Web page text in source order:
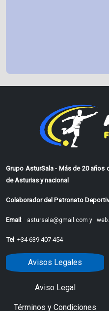
Grupo AsturSala - Más de 20
de Asturias y nacional
Colaborador del Patronato
Email : astursala@gmail.com y
Tel : +34 639 407 454
Avisos Legales
Aviso Legal
Términos y Condiciones